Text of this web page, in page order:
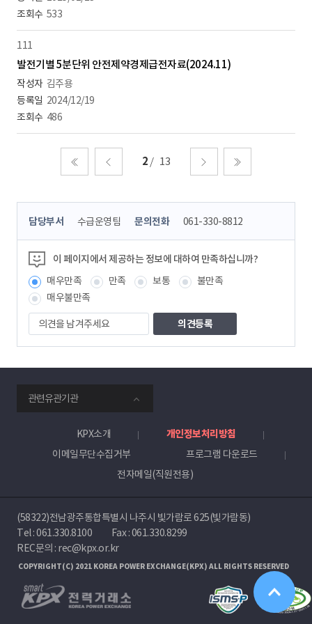
533
111
발전기별 5분단위 안전제약경제급전자료(2024.11)
김주용
2024/12/19
486
2 13
콘
츠
정
보
책
임
자
담당부서 수급운영팀 문의전화 061-330-8812
이 페이지에서 제공하는 정보에 대하여 만족하십니까?
매우만족
만족 보통
불만족
매우불만족
의
견
을
겨
주
세
요
관련유관기관
KPX소개
개인정보처리방침
이메일무단수집거부
프로그램 다운로드
전자메일(직원전용)
(58322)전남광주통합특별시 나주시 빛가람로 625(빛가람동)
Tel :061.330.8100
Fax : 061.330.8299
REC문의 : rec@kpx.or.kr
COPYRIGHT(C) 2021 KOREA POWER EXCHANGE(KPX) ALL RIGHTS RESERVED